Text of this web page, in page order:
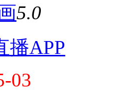
5.0
播APP
03